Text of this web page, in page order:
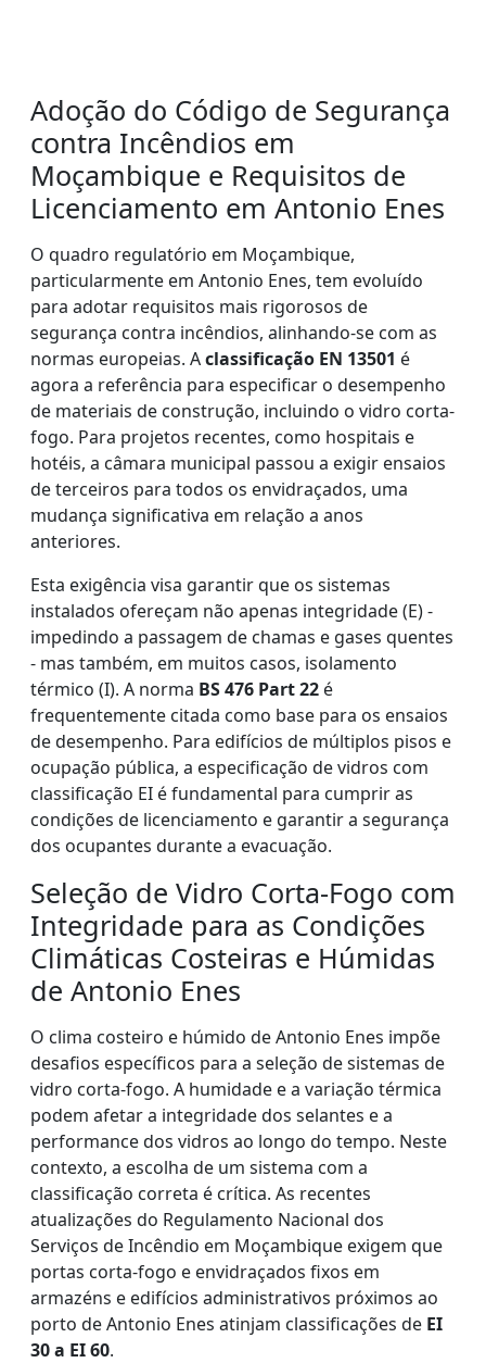
Adoção do Código de Segurança
contra Incêndios em
Moçambique e Requisitos de
Licenciamento em Antonio Enes
O quadro regulatório em Moçambique,
particularmente em Antonio Enes, tem evoluído
para adotar requisitos mais rigorosos de
segurança contra incêndios, alinhando-se com as
normas europeias. Aclassificação EN 13501 é
agora a referência para especificar o desempenho
de materiais de construção, incluindo o vidro corta-
fogo. Para projetos recentes, como hospitais e
hotéis, a câmara municipal passou a exigir ensaios
de terceiros para todos os envidraçados, uma
mudança significativa em relação a anos
anteriores.
Esta exigência visa garantir que os sistemas
instalados ofereçam não apenas integridade (E) -
impedindo a passagem de chamas e gases quentes
- mas também, em muitos casos, isolamento
térmico (I). A norma BS 476 Part 22 é
frequentemente citada como base para os ensaios
de desempenho. Para edifícios de múltiplos pisos e
ocupação pública, a especificação de vidros com
classificação EI é fundamental para cumprir as
condições de licenciamento e garantir a segurança
dos ocupantes durante a evacuação.
Seleção de Vidro Corta-Fogo com
Integridade para as Condições
Climáticas Costeiras e Húmidas
de Antonio Enes
O clima costeiro e húmido de Antonio Enes impõe
desafios específicos para a seleção de sistemas de
vidro corta-fogo. A humidade e a variação térmica
podem afetar a integridade dos selantes e a
performance dos vidros ao longo do tempo. Neste
contexto, a escolha de um sistema com a
classificação correta é crítica. As recentes
atualizações do Regulamento Nacional dos
Serviços de Incêndio em Moçambique exigem que
portas corta-fogo e envidraçados fixos em
armazéns e edifícios administrativos próximos ao
porto de Antonio Enes atinjam classificações de EI
30 a EI 60.